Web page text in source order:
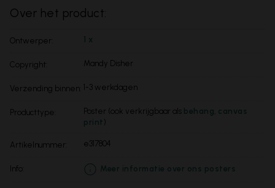
Over het product:
Ontwerper: 1 x
Copyright: Mandy Disher
Verzending binnen: 1-3 werkdagen
Producttype: Poster (ook verkrijgbaar als behang canvas
print )
Artikelnummer: e317804
info: Meer informatie over ons posters